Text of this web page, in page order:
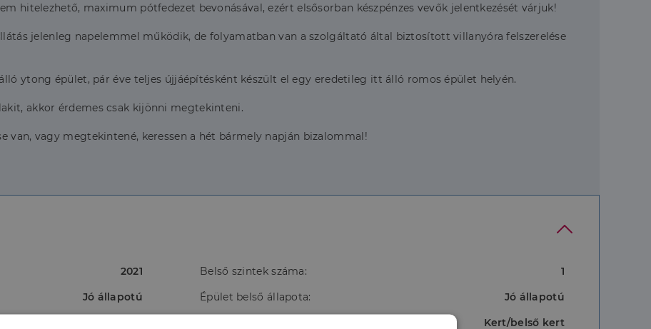
hitelezhető, maximum pótfedezet bevonásával, ezért elsősorban készpénzes vevők jelentkezését várjuk!
jelenleg napelemmel működik, de folyamatban van a szolgáltató által biztosított villanyóra felszerelése
ytong épület, pár éve teljes újjáépítésként készült el egy eredetileg itt álló romos épület helyén.
akkor érdemes csak kijönni megtekinteni.
van, vagy megtekintené, keressen a hét bármely napján bizalommal!
2021 Belső szintek száma:
1
Jó állapotú Épület belső állapota:
Jó állapotú
Kert/belső kert